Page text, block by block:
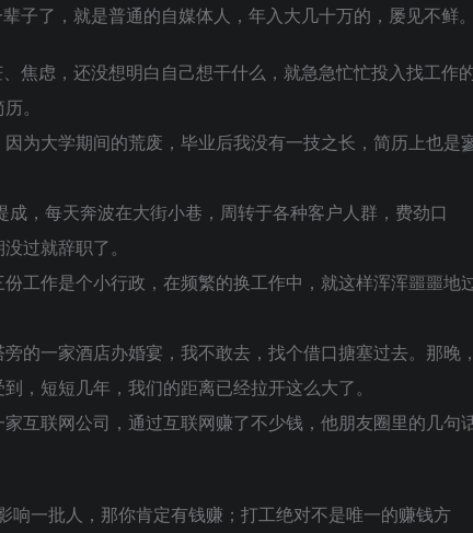
子了，就是普通的自媒体人，年入大几十万的，屡见不鲜
焦虑，还没想明白自己想干什么，就急急忙忙投入找工作
。
为大学期间的荒废，毕业后我没有一技之长，简历上也是
，每天奔波在大街小巷，周转于各种客户人群，费劲口
过就辞职了。
工作是个小行政，在频繁的换工作中，就这样浑浑噩噩地
的一家酒店办婚宴，我不敢去，找个借口搪塞过去。那晚
短短几年，我们的距离已经拉开这么大了。
互联网公司，通过互联网赚了不少钱，他朋友圈里的几句
响一批人，那你肯定有钱赚；打工绝对不是唯一的赚钱方